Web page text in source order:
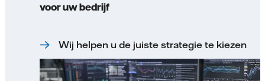
voor uw bedrijf
Wij helpen u de juiste strategie te kiezen